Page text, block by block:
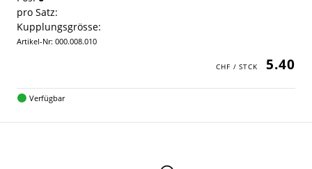
pro Satz:
Kupplungsgrösse:
Artikel-Nr: 000.008.010
5.40
Verfügbar